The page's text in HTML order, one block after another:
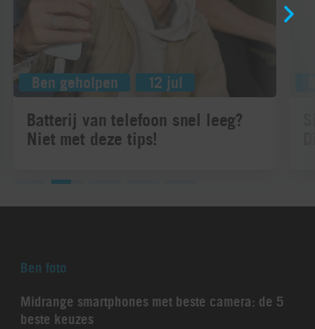
Ben geholpen 12 jul
Batterij van telefoon snel leeg?
Niet met deze tips!
Ben foto
Midrange smartphones met beste camera: de 5
beste keuzes